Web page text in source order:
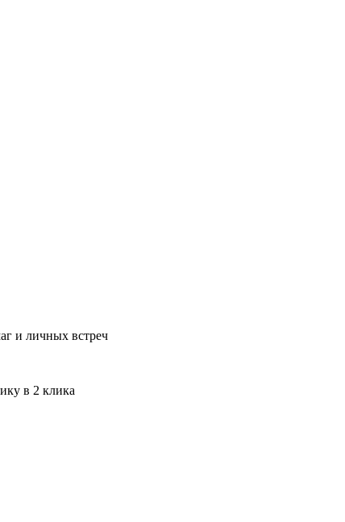
и личных встреч
в 2 клика